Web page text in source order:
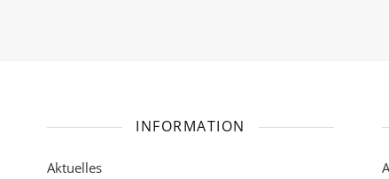
INFORMATION
Aktuelles